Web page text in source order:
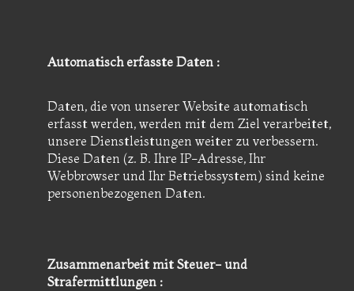
Automatisch erfasste Daten :
Daten, die von unserer Website automatisch
erfasst werden, werden mit dem Ziel verarbeitet,
unsere Dienstleistungen weiter zu verbessern.
Diese Daten (z. B. Ihre IP-Adresse, Ihr
Webbrowser und Ihr Betriebssystem) sind keine
personenbezogenen Daten.
Zusammenarbeit mit Steuer- und
Strafermittlungen :